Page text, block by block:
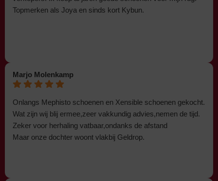
Topmerken als Joya en sinds kort Kybun.
Marjo Molenkamp
Onlangs Mephisto schoenen en Xensible schoenen gekocht.
Wat zijn wij blij ermee,zeer vakkundig advies,nemen de tijd.
Zeker voor herhaling vatbaar,ondanks de afstand
Maar onze dochter woont vlakbij Geldrop.